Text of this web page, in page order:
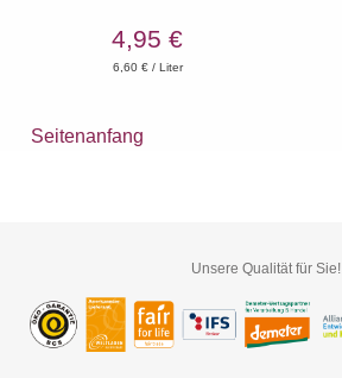
4,95 €
6,60€ / Liter
Seitenanfang
Unsere Qualität für Sie!